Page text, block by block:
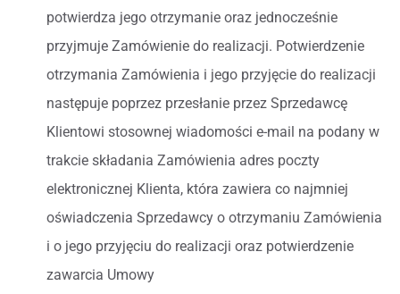
potwierdza jego otrzymanie oraz jednocześnie
przyjmuje Zamówienie do realizacji. Potwierdzenie
otrzymania Zamówienia i jego przyjęcie do realizacji
następuje poprzez przesłanie przez Sprzedawcę
Klientowi stosownej wiadomości e-mail na podany w
trakcie składania Zamówienia adres poczty
elektronicznej Klienta, która zawiera co najmniej
oświadczenia Sprzedawcy o otrzymaniu Zamówienia
i o jego przyjęciu do realizacji oraz potwierdzenie
zawarcia Umowy